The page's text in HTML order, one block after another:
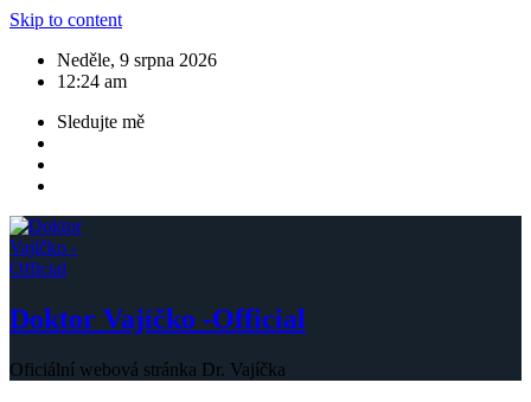
Skip to content
Neděle, 9 srpna 2026
12:24 am
Sledujte mě
Doktor Vajíčko -Official
Oficiální webová stránka Dr. Vajíčka